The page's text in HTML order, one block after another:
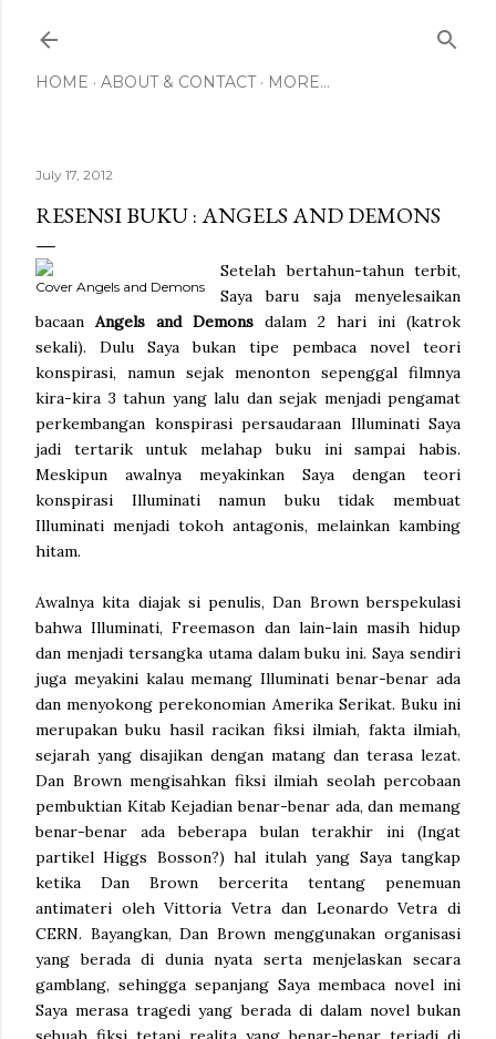
HOME ABOUT & CONTACT MORE…
July 17, 2012
RESENSI BUKU : ANGELS AND DEMONS
Cover Angels and Demons
Setelah bertahun-tahun terbit,
Saya baru saja menyelesaikan
bacaan Angels and Demons dalam 2 hari ini (katrok
sekali). Dulu Saya bukan tipe pembaca novel teori
konspirasi, namun sejak menonton sepenggal filmnya
kira-kira 3 tahun yang lalu dan sejak menjadi pengamat
perkembangan konspirasi persaudaraan Illuminati Saya
jadi tertarik untuk melahap buku ini sampai habis.
Meskipun awalnya meyakinkan Saya dengan teori
konspirasi Illuminati namun buku tidak membuat
Illuminati menjadi tokoh antagonis, melainkan kambing
hitam.
Awalnya kita diajak si penulis, Dan Brown berspekulasi
bahwa Illuminati, Freemason dan lain-lain masih hidup
dan menjadi tersangka utama dalam buku ini. Saya sendiri
juga meyakini kalau memang Illuminati benar-benar ada
dan menyokong perekonomian Amerika Serikat. Buku ini
merupakan buku hasil racikan fiksi ilmiah, fakta ilmiah,
sejarah yang disajikan dengan matang dan terasa lezat.
Dan Brown mengisahkan fiksi ilmiah seolah percobaan
pembuktian Kitab Kejadian benar-benar ada, dan memang
benar-benar ada beberapa bulan terakhir ini (Ingat
partikel Higgs Bosson?) hal itulah yang Saya tangkap
ketika Dan Brown bercerita tentang penemuan
antimateri oleh Vittoria Vetra dan Leonardo Vetra di
CERN. Bayangkan, Dan Brown menggunakan organisasi
yang berada di dunia nyata serta menjelaskan secara
gamblang, sehingga sepanjang Saya membaca novel ini
Saya merasa tragedi yang berada di dalam novel bukan